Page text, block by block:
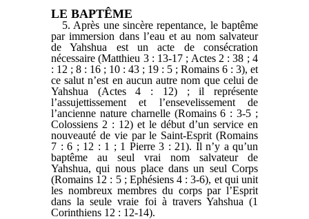
LE BAPTÊME
5. Après une sincère repentance, le baptême
par immersion dans l’eau et au nom salvateur
de Yahshua est un acte de consécration
nécessaire (Matthieu 3 : 13-17 ; Actes 2 : 38 ; 4
: 12 ; 8 : 16 ; 10 : 43 ; 19 : 5 ; Romains 6 : 3), et
ce salut n’est en aucun autre nom que celui de
Yahshua (Actes 4 : 12) ; il représente
l’assujettissement et l’ensevelissement de
l’ancienne nature charnelle (Romains 6 : 3-5 ;
Colossiens 2 : 12) et le début d’un service en
nouveauté de vie par le Saint-Esprit (Romains
7 : 6 ; 12 : 1 ; 1 Pierre 3 : 21). Il n’y a qu’un
baptême au seul vrai nom salvateur de
Yahshua, qui nous place dans un seul Corps
(Romains 12 : 5 ; Ephésiens 4 : 3-6), et qui unit
les nombreux membres du corps par l’Esprit
dans la seule vraie foi à travers Yahshua (1
Corinthiens 12 : 12-14).